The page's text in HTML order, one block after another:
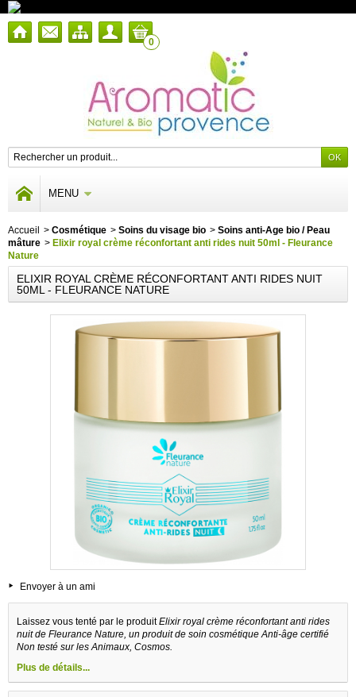
0
MENU
Accueil > Cosmétique > Soins du visage bio > Soins anti-Age bio / Peau
mâture > Elixir royal crème réconfortant anti rides nuit 50ml - Fleurance
Nature
ELIXIR ROYAL CRÈME RÉCONFORTANT ANTI RIDES NUIT
50ML - FLEURANCE NATURE
Envoyer à un ami
Laissez vous tenté par le produitElixir royal crème réconfortant anti rides
nuit de Fleurance Nature, un produit de soin cosmétique Anti-âge certifié
Non testé sur les Animaux, Cosmos.
Plus de détails...